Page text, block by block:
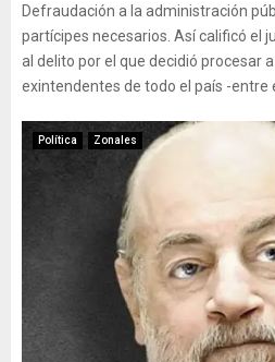
Defraudación a la administración
partícipes necesarios. Así calificó el
al delito por el que decidió procesar
exintendentes de todo el país -entre
Política Zonales